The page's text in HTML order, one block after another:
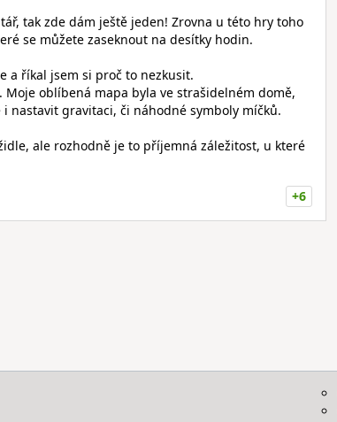
tak zde dám ještě jeden! Zrovna u této hry toho
se můžete zaseknout na desítky hodin.
a říkal jsem si proč to nezkusit.
oblíbená mapa byla ve strašidelném domě,
nastavit gravitaci, či náhodné symboly míčků.
ale rozhodně je to příjemná záležitost, u které
+6